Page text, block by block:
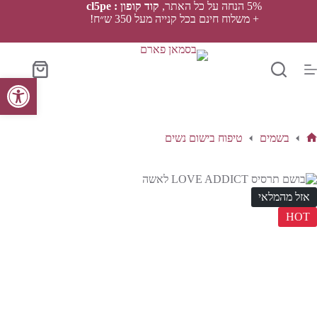
פתח סרגל נגישות
5% הנחה על כל האתר,
קוד קופון : cl5pe
+ משלוח חינם בכל קנייה מעל 350 ש״ח!
סל
הקניות
בשמים טיפוח בישום נשים
אזל מהמלאי
HOT